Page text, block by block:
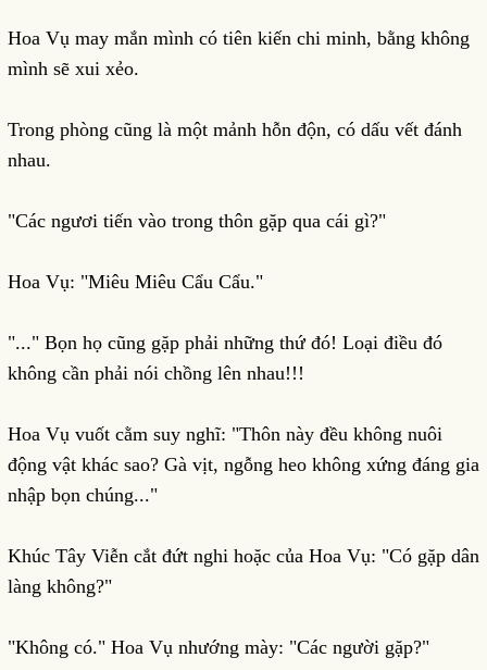
Hoa Vụ may mắn mình có tiên kiến chi minh, bằng không
mình sẽ xui xẻo.
Trong phòng cũng là một mảnh hỗn độn, có dấu vết đánh
nhau.
"Các ngươi tiến vào trong thôn gặp qua cái gì?"
Hoa Vụ: "Miêu Miêu Cẩu Cẩu."
"..." Bọn họ cũng gặp phải những thứ đó! Loại điều đó
không cần phải nói chồng lên nhau!!!
Hoa Vụ vuốt cằm suy nghĩ: "Thôn này đều không nuôi
động vật khác sao? Gà vịt, ngỗng heo không xứng đáng gia
nhập bọn chúng..."
Khúc Tây Viễn cắt đứt nghi hoặc của Hoa Vụ: "Có gặp dân
làng không?"
"Không có." Hoa Vụ nhướng mày: "Các người gặp?"